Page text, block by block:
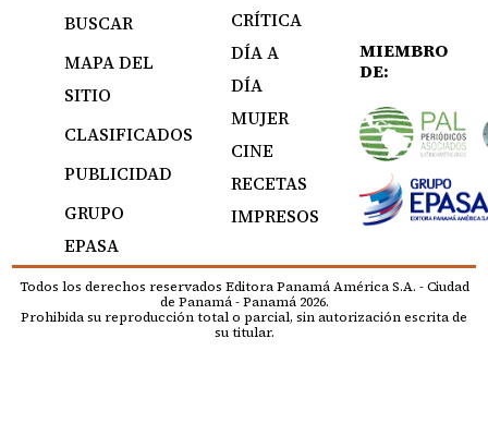
BUSCAR
MAPA DEL
SITIO
CLASIFICADOS
PUBLICIDAD
GRUPO
EPASA
CRÍTICA
DÍA A
DÍA
MUJER
CINE
RECETAS
IMPRESOS
MIEMBRO
DE:
Todos los derechos reservados Editora Panamá América S.A. - Ciudad
de Panamá - Panamá 2026.
Prohibida su reproducción total o parcial, sin autorización escrita de
su titular.